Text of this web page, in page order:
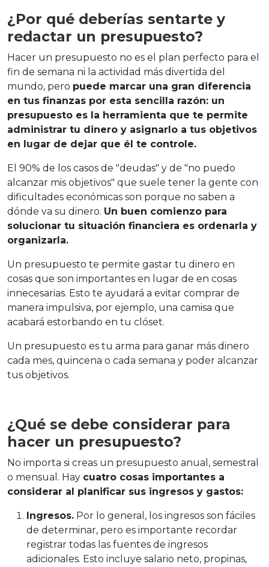
¿Por qué deberías sentarte y
redactar un presupuesto?
Hacer un presupuesto no es el plan perfecto para el
fin de semana ni la actividad más divertida del
mundo, pero puede marcar una gran diferencia
en tus finanzas por esta sencilla razón: un
presupuesto es la herramienta que te permite
administrar tu dinero y asignarlo a tus objetivos
en lugar de dejar que él te controle.
El 90% de los casos de "deudas" y de "no puedo
alcanzar mis objetivos" que suele tener la gente con
dificultades económicas son porque no saben a
dónde va su dinero. Un buen comienzo para
solucionar tu situación financiera es ordenarla y
organizarla.
Un presupuesto te permite gastar tu dinero en
cosas que son importantes en lugar de en cosas
innecesarias. Esto te ayudará a evitar comprar de
manera impulsiva, por ejemplo, una camisa que
acabará estorbando en tu clóset.
Un presupuesto es tu arma para ganar más dinero
cada mes, quincena o cada semana y poder alcanzar
tus objetivos.
¿Qué se debe considerar para
hacer un presupuesto?
No importa si creas un presupuesto anual, semestral
o mensual. Hay cuatro cosas importantes a
considerar al planificar sus ingresos y gastos:
Ingresos. Por lo general, los ingresos son fáciles
de determinar, pero es importante recordar
registrar todas las fuentes de ingresos
adicionales. Esto incluye salario neto, propinas,